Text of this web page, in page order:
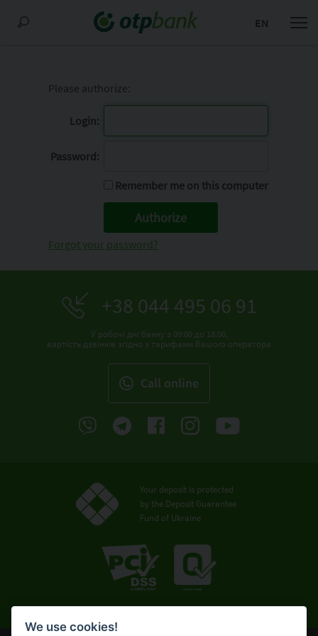
EN
Please authorize:
Login:
Password:
Remember me on this computer
Forgot your password?
+38 044 495 06 91
У робочі дні банку з 09:00 до 18:00,
вартість дзвінків згідно з тарифами Вашого оператора
Call online
Your deposit is protected
by the Deposit Guarantee
Fund of Ukraine
We use cookies!